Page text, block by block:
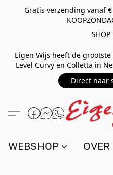
Gratis verzending vanaf
SHOP
Eigen Wijs heeft de grootste
Level Curvy en Colletta in
Direct naar
WEBSHOP